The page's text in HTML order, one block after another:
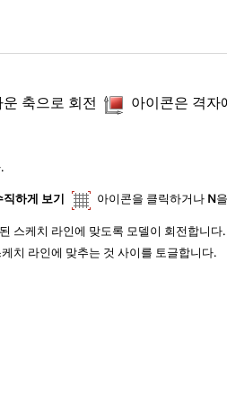
축으로 회전 아이콘은 격자
직하게 보기 아이콘을 클릭하거나 N
스케치 라인에 맞도록 모델이 회전합니다.
치 라인에 맞추는 것 사이를 토글합니다.